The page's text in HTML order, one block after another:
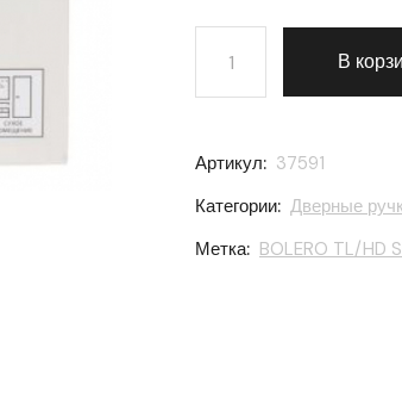
Количество товара
В
Артикул: 37591
Категории: Дверные
Метка: BOLERO TL/HD